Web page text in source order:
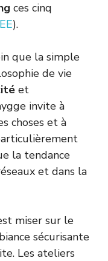
ces cinq
).
que la simple
de vie
et
invite à
choses et à
la tendance
et dans la
miser sur le
sécurisante
Les ateliers